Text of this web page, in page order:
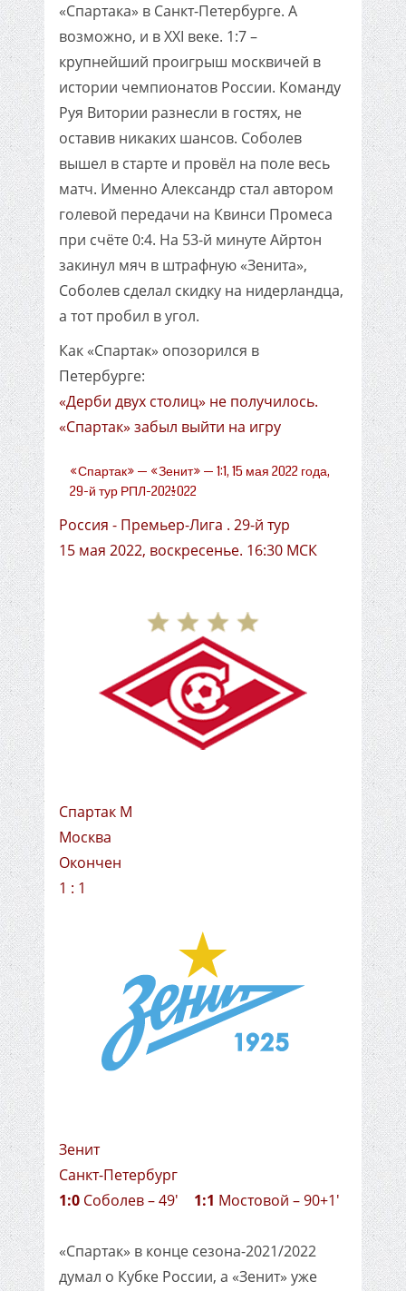
«Спартака» в Санкт-Петербурге. А
возможно, и в XXI веке. 1:7 –
крупнейший проигрыш москвичей в
истории чемпионатов России. Команду
Руя Витории разнесли в гостях, не
оставив никаких шансов. Соболев
вышел в старте и провёл на поле весь
матч. Именно Александр стал автором
голевой передачи на Квинси Промеса
при счёте 0:4. На 53-й минуте Айртон
закинул мяч в штрафную «Зенита»,
Соболев сделал скидку на нидерландца,
а тот пробил в угол.
Как «Спартак» опозорился в
Петербурге:
«Дерби двух столиц» не получилось.
«Спартак» забыл выйти на игру
«Спартак» — «Зенит» — 1:1, 15 мая 2022 года,
29-й тур РПЛ-2021/2022
Россия - Премьер-Лига . 29-й тур
15 мая 2022, воскресенье. 16:30 МСК
Спартак М
Москва
Окончен
1 : 1
Зенит
Санкт-Петербург
1:0 Соболев – 49' 1:1 Мостовой – 90+1'
«Спартак» в конце сезона-2021/2022
думал о Кубке России, а «Зенит» уже